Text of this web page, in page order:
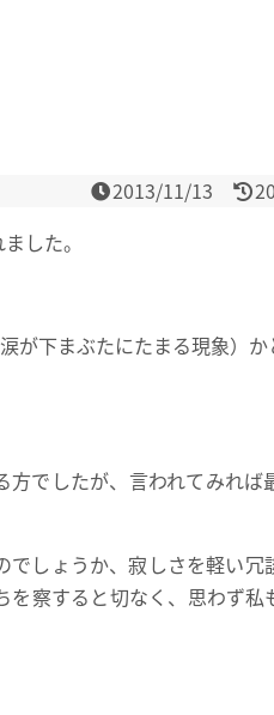
2013/11/13
した。
下まぶたにたまる現象）か
でしたが、言われてみれば
しょうか、寂しさを軽い冗
察すると切なく、思わず私